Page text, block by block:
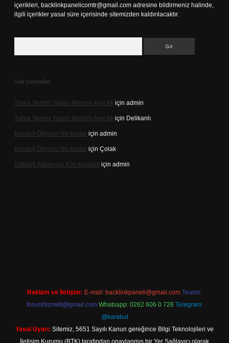
içerikleri, backlinkpanelicomtr@gmail.com adresine bildirmeniz halinde,
ilgili içerikler yasal süre içerisinde sitemizden kaldırılacaktır.
Son yorumlar
Turna Yemisi Yaban Mersini Aynı Mı için admin
Turna Yemisi Yaban Mersini Aynı Mı için Delikanlı
Kocaeli Öğrenci Ne Kadar için admin
Kocaeli Öğrenci Ne Kadar için Çolak
Göktürk Alfabesini Kim Kaldırdı için admin
Reklam ve İletişim: E-mail: backlinkpaneli@gmail.com Teams:
forumhizmeti@gmail.com Whatsapp: 0262 606 0 726 Telegram:
@karabul
Yasal Uyarı: Sitemiz, 5651 Sayılı Kanun gereğince Bilgi Teknolojileri ve
İletişim Kurumu (BTK) tarafından onaylanmış bir Yer Sağlayıcı olarak